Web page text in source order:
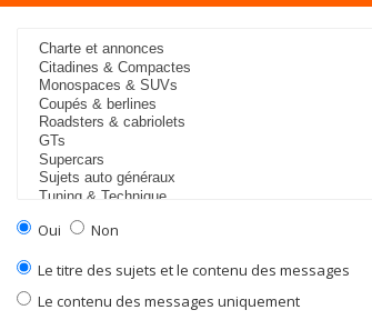
Oui
Non
Le titre des sujets et le contenu des messages
Le contenu des messages uniquement